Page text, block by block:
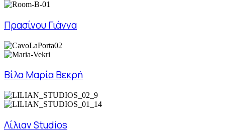
Πρασίνου Γιάννα
Βίλα Μαρία Βεκρή
Λίλιαν Studios